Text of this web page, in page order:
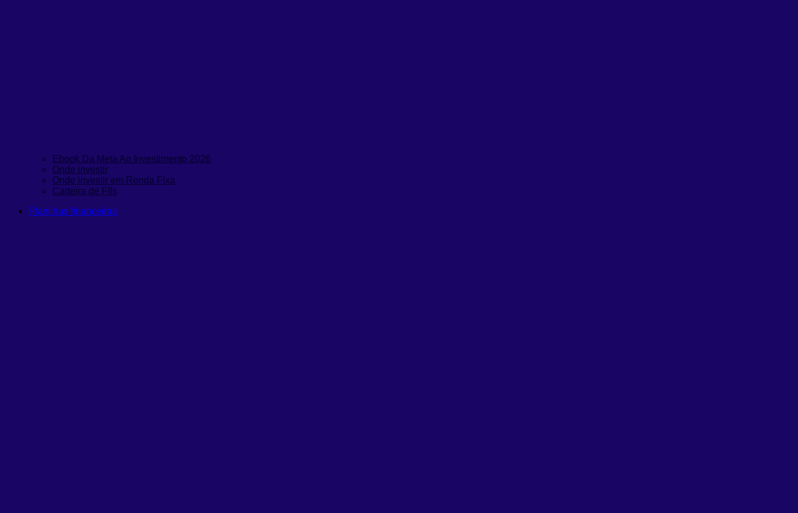
Ebook Da Meta Ao Investimento 2026
Onde investir
Onde investir em Renda Fixa
Carteira de FIIs
Planilhas financeiras